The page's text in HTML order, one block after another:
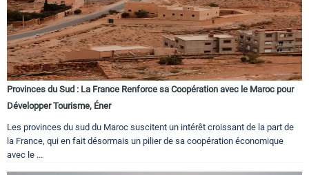
Provinces du Sud : La France Renforce sa Coopération avec le Maroc pour
Développer Tourisme, Éner
Les provinces du sud du Maroc suscitent un intérêt croissant de la part de
la France, qui en fait désormais un pilier de sa coopération économique
avec le ...